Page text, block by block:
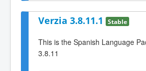
Verzia 3.8.11.1 Stable
This is the Spanish Language
3.8.11